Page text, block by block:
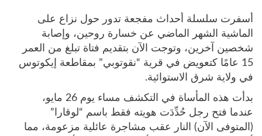
أسفرت سلسلة أحداث مفجعة تدور حول نزاع على
الماشية الشهر الماضي عن خسارة روحين، وإصابة
شخصين آخرين، وتوجت الآن بتقديم فتاة تبلغ من العمر
15 عامًا كتعويض في قرية “نقوتوبي” بمقاطعة إيكوتوس
في ولاية شرق الاستوائية.
بدأت هذه المأساة في التكشف مساء يوم 26 مايو،
عندما فتح رجل حُدِّدَت هويته فقط باسم “لوقارا”
(المتوفى الآن) النار عقب مشاجرة عائلية مزعومة، مما